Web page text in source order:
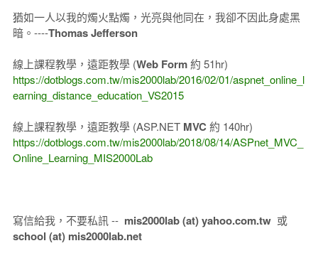
猶如一人以我的燭火點燭，光亮與他同在，我卻不因此身處黑
暗。----Thomas Jefferson
線上課程教學，遠距教學 (Web Form約 51hr)
https://dotblogs.com.tw/mis2000lab/2016/02/01/aspnet_online_l
earning_distance_education_VS2015
線上課程教學，遠距教學 (ASP.NET MVC 約 140hr)
https://dotblogs.com.tw/mis2000lab/2018/08/14/ASPnet_MVC_
Online_Learning_MIS2000Lab
寫信給我，不要私訊 -- mis2000lab (at) yahoo.com.tw或
school (at) mis2000lab.net